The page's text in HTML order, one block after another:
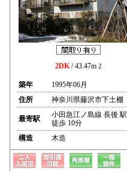
2DK/ 43.47m 2
築年
1995年06月
住所
神奈川県藤沢市下土棚
最寄駅
小田急江ノ島線 長後 駅
徒歩 10分
構造
木造